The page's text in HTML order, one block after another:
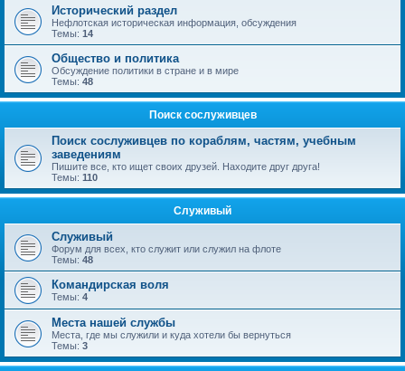
Исторический раздел
Нефлотская историческая информация, обсуждения
Темы: 14
Общество и политика
Обсуждение политики в стране и в мире
Темы: 48
Поиск сослуживцев
Поиск сослуживцев по кораблям, частям, учебным
заведениям
Пишите все, кто ищет своих друзей. Находите друг друга!
Темы: 110
Служивый
Служивый
Форум для всех, кто служит или служил на флоте
Темы: 48
Командирская воля
Темы: 4
Места нашей службы
Места, где мы служили и куда хотели бы вернуться
Темы: 3